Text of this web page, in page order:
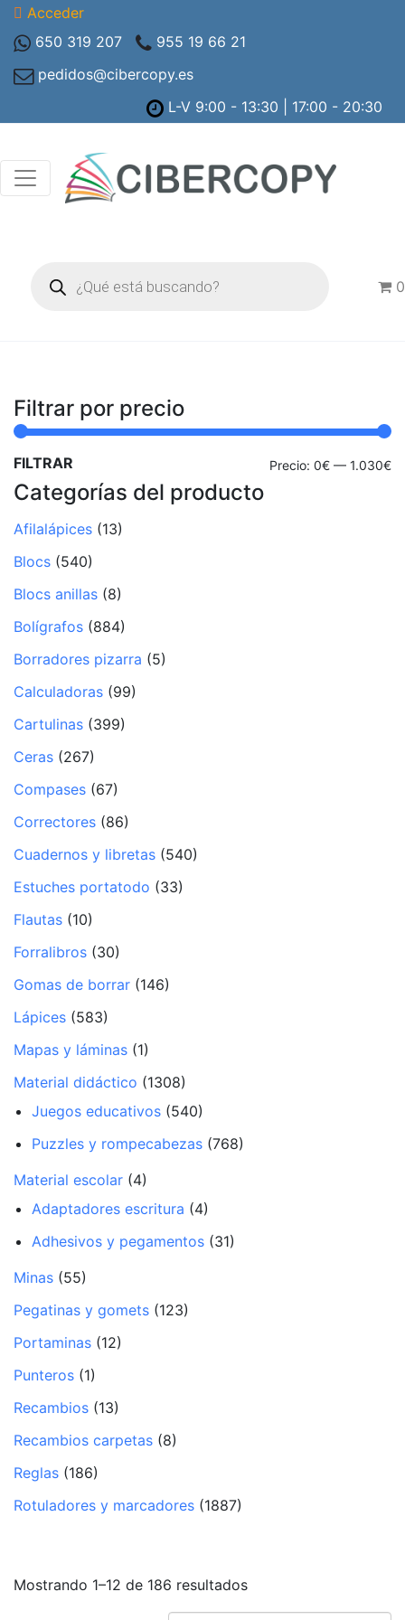
Acceder
650 319 207
955 19 66 21
pedidos@cibercopy.es
L-V 9:00 - 13:30 | 17:00 - 20:30
productos
0
Filtrar por precio
FILTRAR Precio: 0€ — 1.030€
Categorías del producto
Afilalápices (13)
Blocs (540)
Blocs anillas (8)
Bolígrafos (884)
Borradores pizarra (5)
Calculadoras (99)
Cartulinas (399)
Ceras (267)
Compases (67)
Correctores (86)
Cuadernos y libretas (540)
Estuches portatodo (33)
Flautas (10)
Forralibros (30)
Gomas de borrar (146)
Lápices (583)
Mapas y láminas (1)
Material didáctico (1308)
Juegos educativos (540)
Puzzles y rompecabezas (768)
Material escolar (4)
Adaptadores escritura (4)
Adhesivos y pegamentos (31)
Minas (55)
Pegatinas y gomets (123)
Portaminas (12)
Punteros (1)
Recambios (13)
Recambios carpetas (8)
Reglas (186)
Rotuladores y marcadores (1887)
Mostrando 1–12 de 186 resultados